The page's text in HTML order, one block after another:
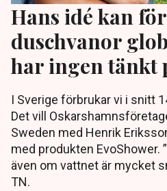
Hans idé kan
duschvanor
har ingen tänkt
I Sverige förbrukar vi i snitt
Det vill
Sweden med Henrik
med produkten EvoShower.
även om vattnet är mycket
TN.